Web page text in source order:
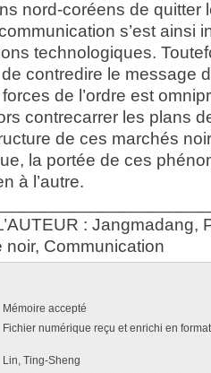
nord-coréens de quitter
s’est ainsi
technologiques.
contredire le message
de l’ordre est
contrecarrer les plans
de ces marchés
la portée de ces
à l’autre.
: Jangmadang,
noir, Communication
Mémoire accepté
Fichier numérique reçu et enrichi en
Lin, Ting-Sheng